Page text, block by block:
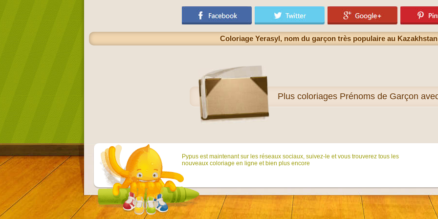
Coloriage Yerasyl, nom du garçon très populaire au Kazakhstan
Plus coloriages Prénoms de Garçon
Pypus est maintenant sur ​​les réseaux sociaux, suivez-le et vous trouverez tous les
nouveaux coloriage en ligne et bien plus encore